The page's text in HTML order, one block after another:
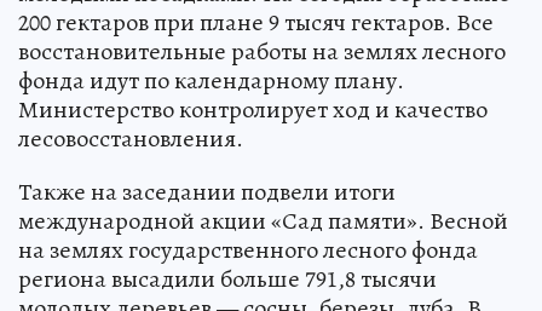
200 гектаров при плане 9 тысяч гектаров. Все
восстановительные работы на землях лесного
фонда идут по календарному плану.
Министерство контролирует ход и качество
лесовосстановления.
Также на заседании подвели итоги
международной акции «Сад памяти». Весной
на землях государственного лесного фонда
региона высадили больше 791,8 тысячи